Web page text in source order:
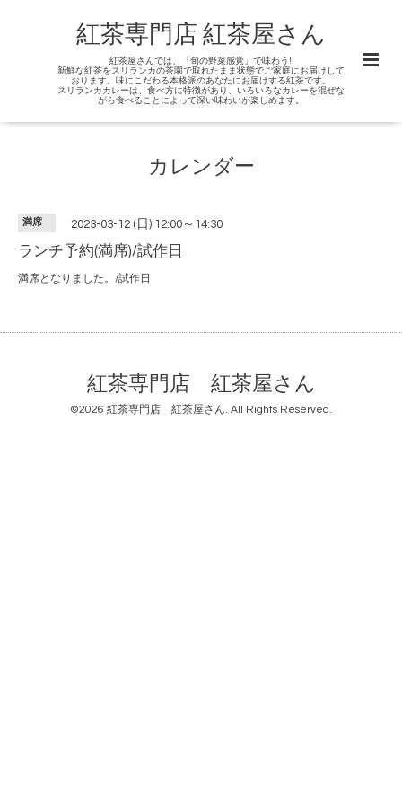
紅茶専門店 紅茶屋さん
紅茶屋さんでは、「旬の野菜感覚」で味わう!
新鮮な紅茶をスリランカの茶園で取れたまま状態でご家庭にお届けして
おります。味にこだわる本格派のあなたにお届けする紅茶です。
スリランカカレーは、食べ方に特徴があり、いろいろなカレーを混ぜな
がら食べることによって深い味わいが楽しめます。
カレンダー
満席 2023-03-12 (日) 12:00～14:30
ランチ予約(満席)/試作日
満席となりました。/試作日
紅茶専門店 紅茶屋さん
©2026 紅茶専門店 紅茶屋さん. All Rights Reserved.